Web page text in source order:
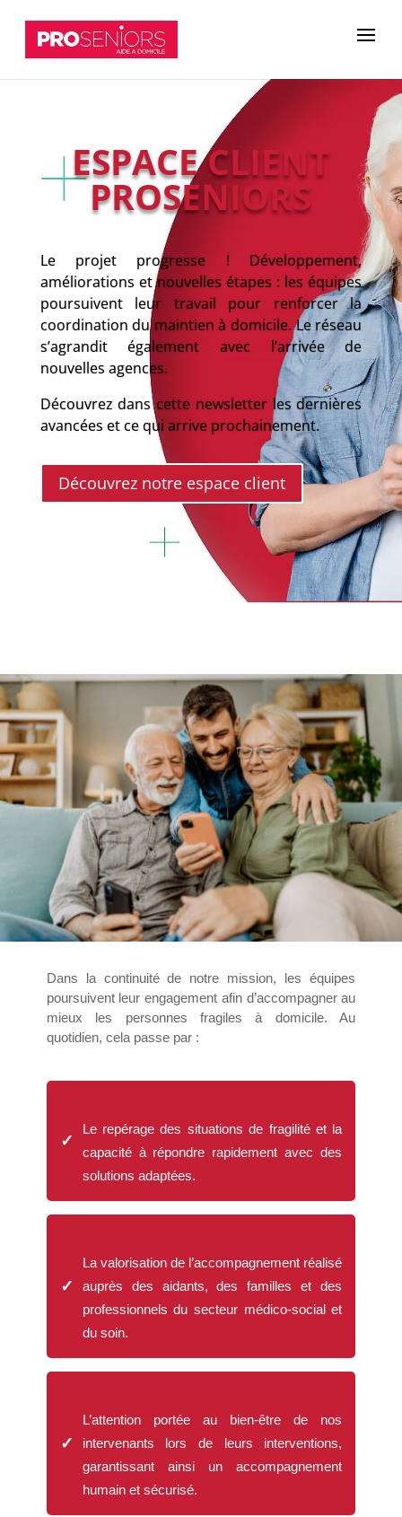
ESPACE CLIENT
PROSENIORS
Le projet progresse ! Développement,
améliorations et nouvelles étapes : les équipes
poursuivent leur travail pour renforcer la
coordination du maintien à domicile. Le réseau
s’agrandit également avec l’arrivée de
nouvelles agences.
Découvrez dans cette newsletter les dernières
avancées et ce qui arrive prochainement.
Découvrez notre espace client
Dans la continuité de notre mission, les équipes
poursuivent leur engagement afin d’accompagner au
mieux les personnes fragiles à domicile. Au
quotidien, cela passe par :
✓
Le repérage des situations de fragilité et la
capacité à répondre rapidement avec des
solutions adaptées.
✓
La valorisation de l’accompagnement réalisé
auprès des aidants, des familles et des
professionnels du secteur médico-social et
du soin.
✓
L’attention portée au bien-être de nos
intervenants lors de leurs interventions,
garantissant ainsi un accompagnement
humain et sécurisé.